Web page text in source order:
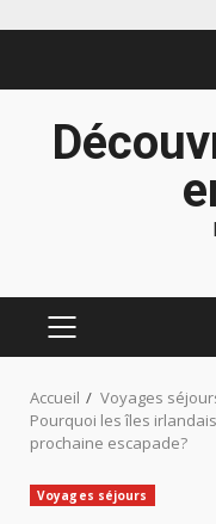
MENU
Accueil
Voyages
Pourquoi les îles
prochaine escapade?
Voyages séjours